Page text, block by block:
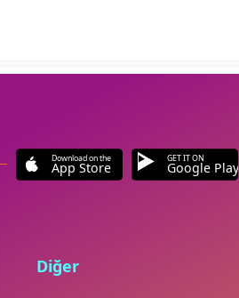
Download on the
App Store
GET IT ON
Google Play
Diğer